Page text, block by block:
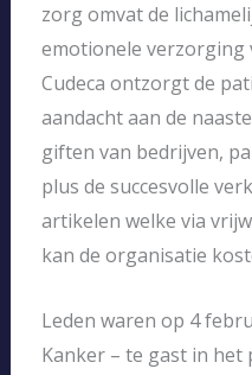
zorg omvat de
emotionele verzorging
Cudeca ontzorgt de
aandacht aan de
giften van bedrijven,
plus de succesvolle
artikelen welke via
kan de organisatie
Leden waren op 4
Kanker – te gast in